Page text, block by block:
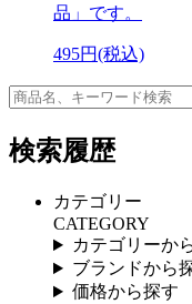
品」です。
495円(税込)
検索履歴
カテゴリー
CATEGORY
カテゴリーか
ブランドから
価格から探す